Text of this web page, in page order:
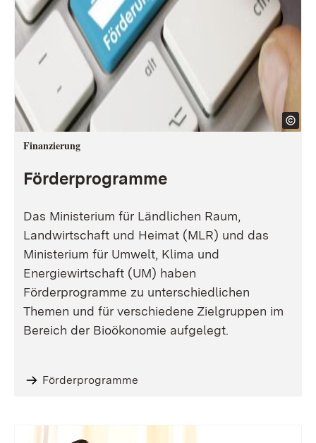
Finanzierung
Förderprogramme
Das Ministerium für Ländlichen Raum,
Landwirtschaft und Heimat (MLR) und das
Ministerium für Umwelt, Klima und
Energiewirtschaft (UM) haben
Förderprogramme zu unterschiedlichen
Themen und für verschiedene Zielgruppen im
Bereich der Bioökonomie aufgelegt.
Förderprogramme